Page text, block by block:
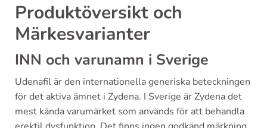
Produktöversikt och
Märkesvarianter
INN och varunamn i Sverige
Udenafil är den internationella generiska beteckningen
för det aktiva ämnet i Zydena. I Sverige är Zydena det
mest kända varumärket som används för att behandla